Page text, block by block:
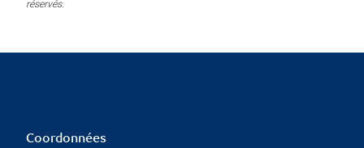
réservés.
Coordonnées